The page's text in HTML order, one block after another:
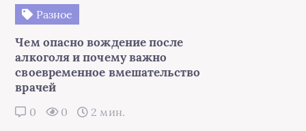
Разное
Чем опасно вождение после
алкоголя и почему важно
своевременное вмешательство
врачей
0 0 2 мин.